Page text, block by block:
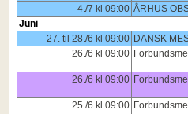
4./7 kl 09:00 ÅRHUS
Juni
27. til 28./6 kl 09:00 DANSK
26./6 kl 09:00
26./6 kl 09:00
25./6 kl 09:00